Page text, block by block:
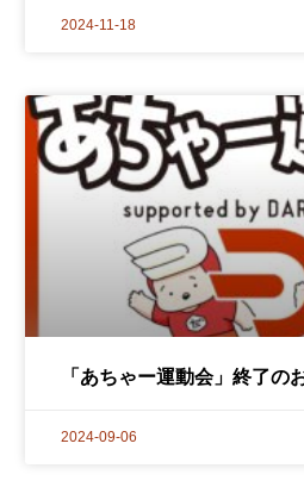
2024-11-18
「あちゃー運動会」終了の
2024-09-06